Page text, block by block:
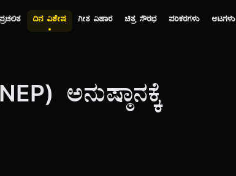
ಪ್ರಚಲಿತ ದಿನ ವಿಶೇಷ ಗೀತ ವಿಹಾರ ಚಿತ್ರ ಸೌರಭ ಪರಿಕರಗಳು ಆಟಗಳು
ಅನುಷ್ಠಾನಕ್ಕೆ